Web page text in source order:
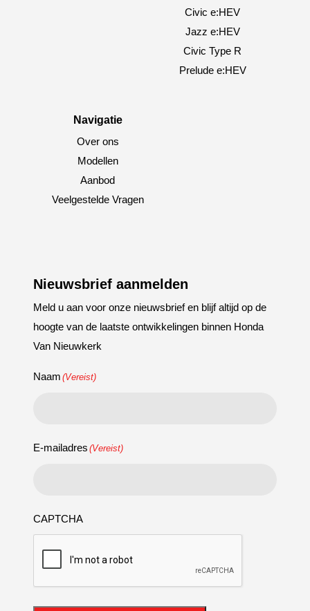
Civic e:HEV
Jazz e:HEV
Civic Type R
Prelude e:HEV
Navigatie
Over ons
Modellen
Aanbod
Veelgestelde Vragen
Nieuwsbrief aanmelden
Meld u aan voor onze nieuwsbrief en blijf altijd op de
hoogte van de laatste ontwikkelingen binnen Honda
Van Nieuwkerk
Naam (Vereist)
E-mailadres (Vereist)
CAPTCHA